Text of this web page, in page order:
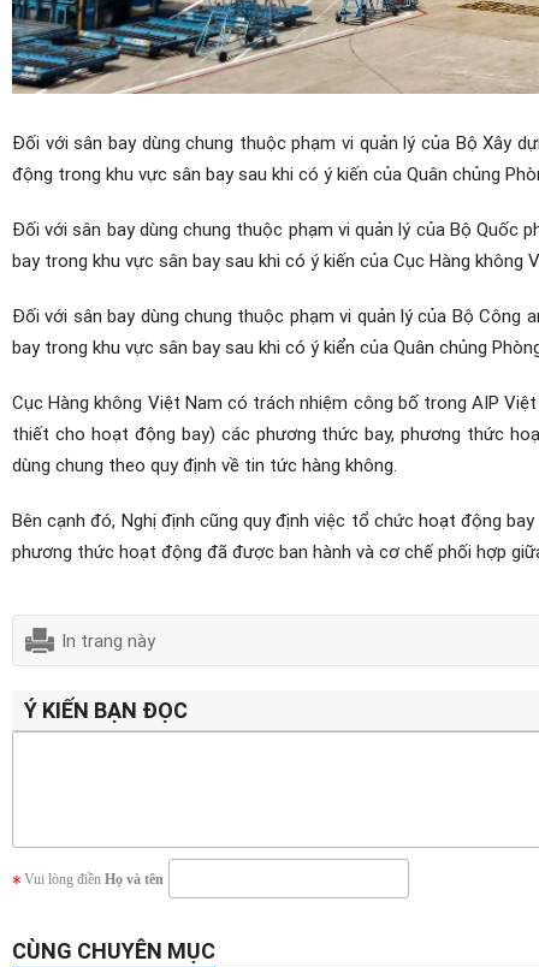
Đối với sân bay dùng chung thuộc phạm vi quản lý của Bộ Xây
động trong khu vực sân bay sau khi có ý kiến của Quân chủng
Đối với sân bay dùng chung thuộc phạm vi quản lý của Bộ Quốc
bay trong khu vực sân bay sau khi có ý kiến của Cục Hàng không
Đối với sân bay dùng chung thuộc phạm vi quản lý của Bộ
bay trong khu vực sân bay sau khi có ý kiển của Quân chủng
Cục Hàng không Việt Nam có trách nhiệm công bố trong AIP
thiết cho hoạt động bay) các phương thức bay, phương thức
dùng chung theo quy định về tin tức hàng không.
Bên cạnh đó, Nghị định cũng quy định việc tổ chức hoạt động
phương thức hoạt động đã được ban hành và cơ chế phối hợp
In trang này
Ý KIẾN BẠN ĐỌC
Vui lòng điền Họ và tên
CÙNG CHUYÊN MỤC